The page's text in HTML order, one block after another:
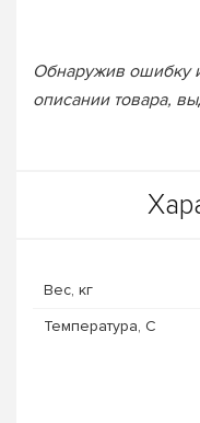
Обнаружив ошибку
описании товара,
Вес, кг
Температура, C